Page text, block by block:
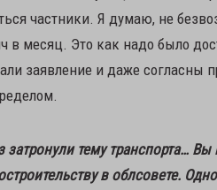
частники. Я думаю, не
в месяц. Это как надо было
заявление и даже согласны
затронули тему транспорта…
в облсовете.